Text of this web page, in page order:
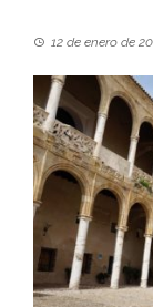
12 de enero de